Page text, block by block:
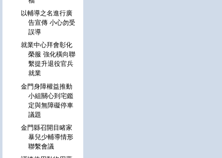
以輔導之名進行廣
告宣傳 小心勿受
誤導
就業中心拜會彰化
榮服 強化橫向聯
繫提升退役官兵
就業
金門身障權益推動
小組關心到宅鑑
定與無障礙停車
議題
金門縣召開目睹家
暴兒少輔導情形
聯繫會議